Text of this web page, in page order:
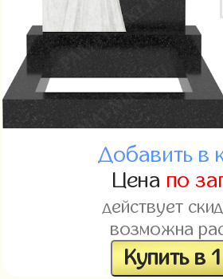
Добавить в
Цена по
действует
возможна
Купить в